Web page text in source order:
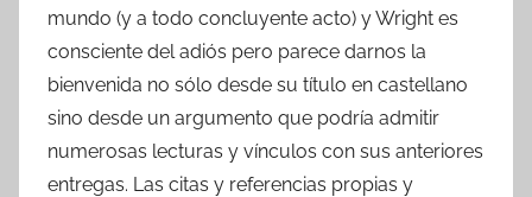
mundo (y a todo concluyente acto) y Wright es
consciente del adiós pero parece darnos la
bienvenida no sólo desde su título en castellano
sino desde un argumento que podría admitir
numerosas lecturas y vínculos con sus anteriores
entregas. Las citas y referencias propias y